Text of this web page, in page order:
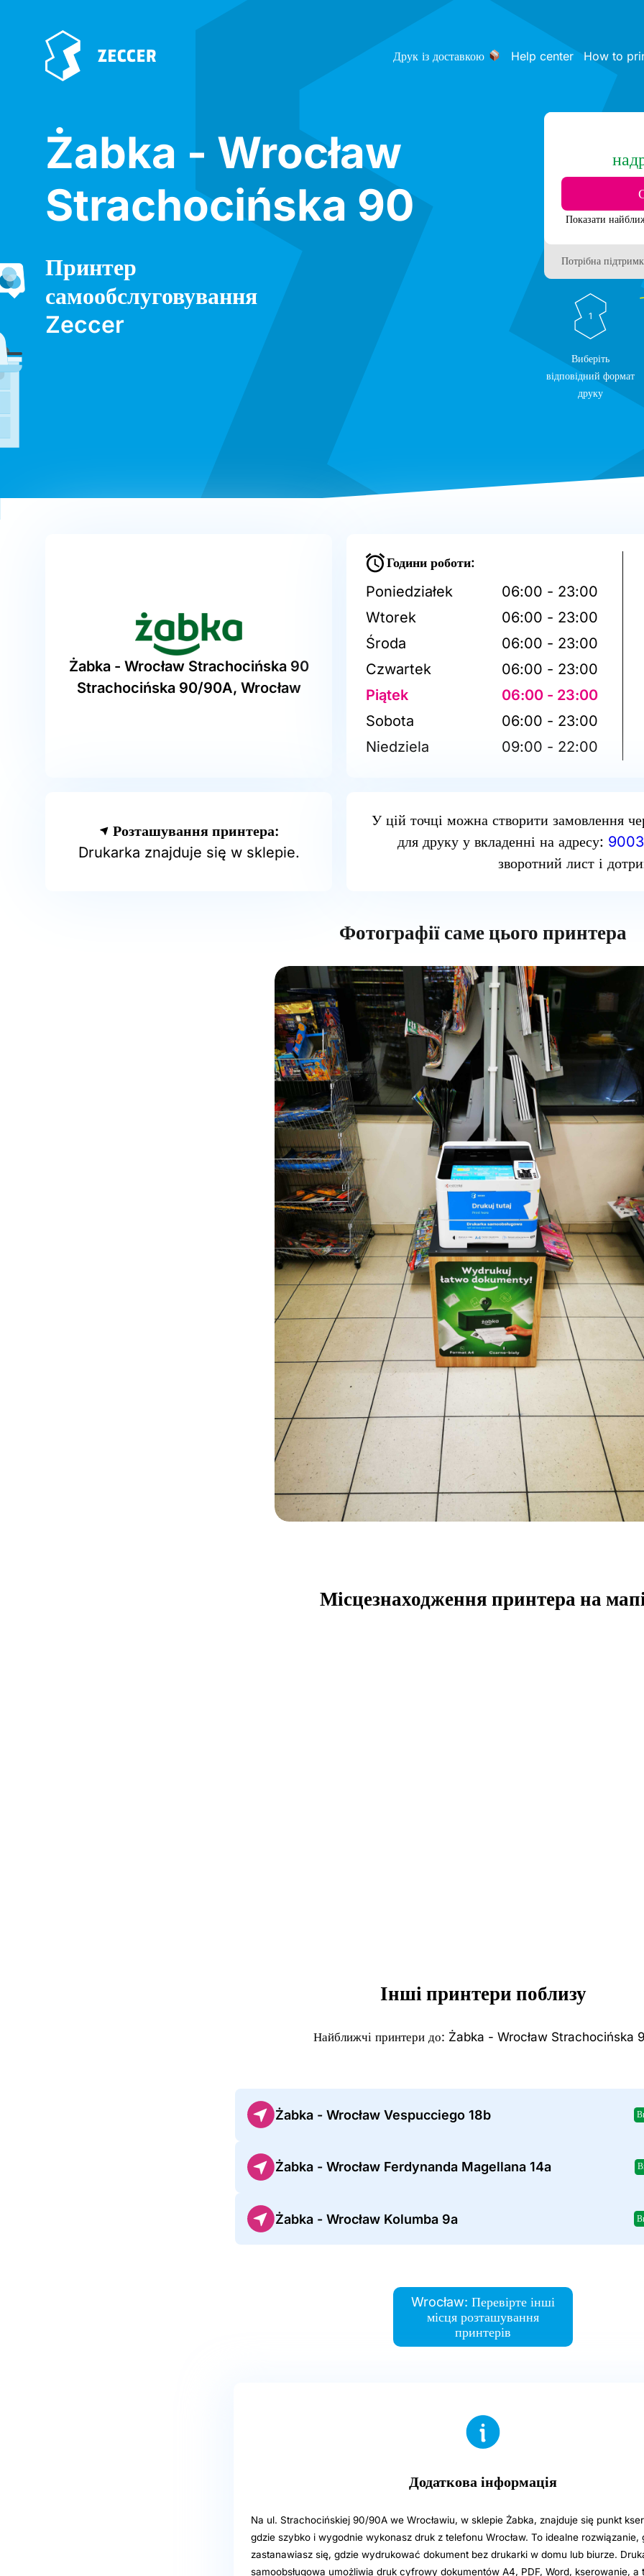
Друк із доставкою Help center How to
Żabka - Wrocław
Strachocińska 90
Принтер
самообслуговування
Zeccer
Потрібна
1
Виберіть
відповідний формат
друку
Żabka - Wrocław Strachocińska 90
Strachocińska 90/90A, Wrocław
Години роботи:
Poniedziałek
06:00 - 23:00
Wtorek
06:00 - 23:00
Środa
06:00 - 23:00
Czwartek
06:00 - 23:00
Piątek
06:00 - 23:00
Sobota
06:00 - 23:00
Niedziela
09:00 - 22:00
Розташування принтера:
Drukarka znajduje się w sklepie.
У цій точці можна створити замовлення
для друку у вкладенні на адресу:
зворотний лист і
Фотографії саме цього принтера
Місцезнаходження принтера на
Інші принтери поблизу
Найближчі принтери до: Żabka - Wrocław Strachocińska
Żabka - Wrocław Vespucciego 18b
Żabka - Wrocław Ferdynanda Magellana 14a
Żabka - Wrocław Kolumba 9a
Wrocław: Перевірте інші
місця розташування
принтерів
Додаткова інформація
Na ul. Strachocińskiej 90/90A we Wrocławiu, w sklepie Żabka, znajduje się punkt
gdzie szybko i wygodnie wykonasz druk z telefonu Wrocław. To idealne rozwiązanie,
zastanawiasz się, gdzie wydrukować dokument bez drukarki w domu lub biurze.
samoobsługowa umożliwia druk cyfrowy dokumentów A4, PDF, Word, kserowanie, a